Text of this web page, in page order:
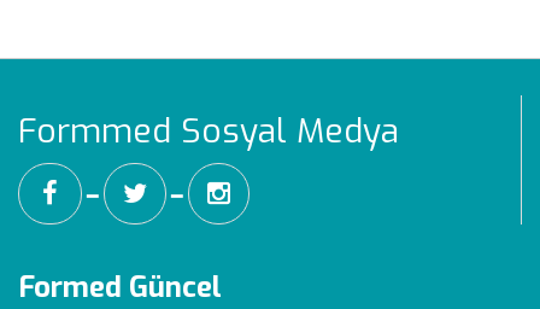
Formmed Sosyal Medya
━ ━
Formed Güncel